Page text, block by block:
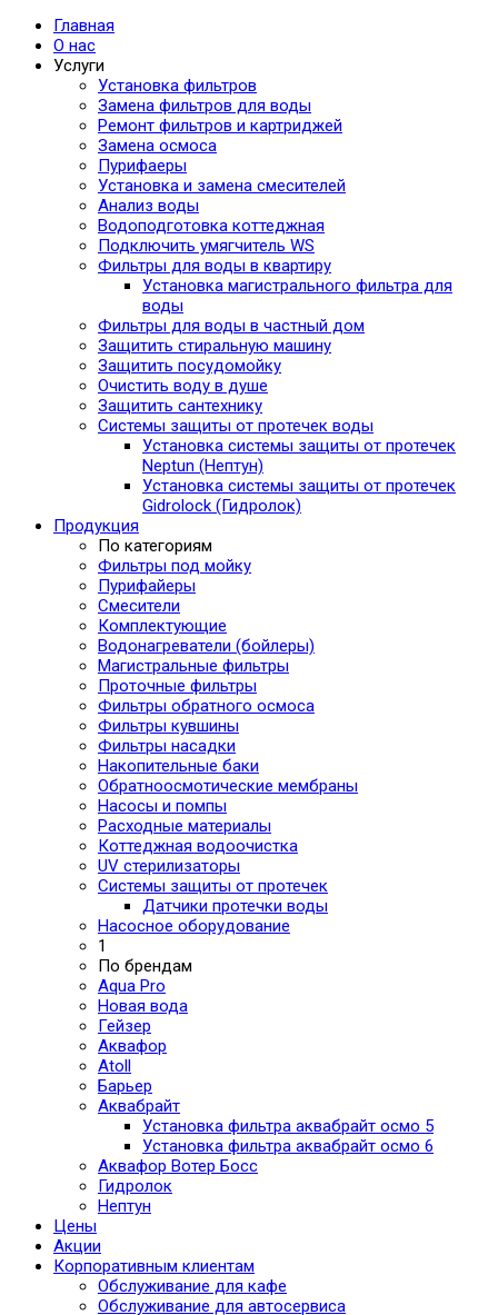
Главная
О нас
Услуги
Установка фильтров
Замена фильтров для воды
Ремонт фильтров и картриджей
Замена осмоса
Пурифаеры
Установка и замена смесителей
Анализ воды
Водоподготовка коттеджная
Подключить умягчитель WS
Фильтры для воды в квартиру
Установка магистрального фильтра для
воды
Фильтры для воды в частный дом
Защитить стиральную машину
Защитить посудомойку
Очистить воду в душе
Защитить сантехнику
Системы защиты от протечек воды
Установка системы защиты от протечек
Neptun (Нептун)
Установка системы защиты от протечек
Gidrolock (Гидролок)
Продукция
По категориям
Фильтры под мойку
Пурифайеры
Смесители
Комплектующие
Водонагреватели (бойлеры)
Магистральные фильтры
Проточные фильтры
Фильтры обратного осмоса
Фильтры кувшины
Фильтры насадки
Накопительные баки
Обратноосмотические мембраны
Насосы и помпы
Расходные материалы
Коттеджная водоочистка
UV стерилизаторы
Системы защиты от протечек
Датчики протечки воды
Насосное оборудование
1
По брендам
Aqua Pro
Новая вода
Гейзер
Аквафор
Atoll
Барьер
Аквабрайт
Установка фильтра аквабрайт осмо 5
Установка фильтра аквабрайт осмо 6
Аквафор Вотер Босс
Гидролок
Нептун
Цены
Акции
Корпоративным клиентам
Обслуживание для кафе
Обслуживание для автосервиса